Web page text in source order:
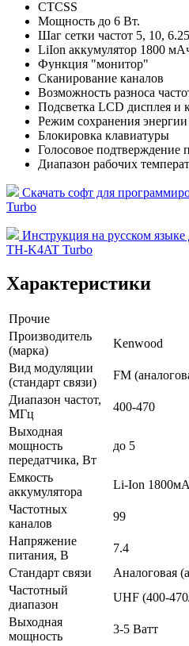
СTCSS
Мощность до 6 Вт.
Шаг сетки частот 5, 10,
LiIon аккумулятор 1800
Функция "монитор"
Сканирование каналов
Возможность разноса
Подсветка LCD дисплея и
Режим сохранения энергии
Блокировка клавиатуры
Голосовое подтверждение
Диапазон рабочих
Скачать cофт для
Turbo
Инструкция на русском
TH-K4AT Turbo
Характеристики
Прочие
Производитель
(марка)
Kenwood
Вид модуляции
(стандарт связи)
FM
Диапазон частот,
МГц
400-470
Выходная
мощность
передатчика, Вт
до 5
Емкость
аккумулятора
Li-Ion
Частотных
каналов
99
Напряжение
питания, В
7.4
Стандарт связи
Аналоговая
Частотный
диапазон
UHF (400-
Выходная
мощность
3-5 Ватт